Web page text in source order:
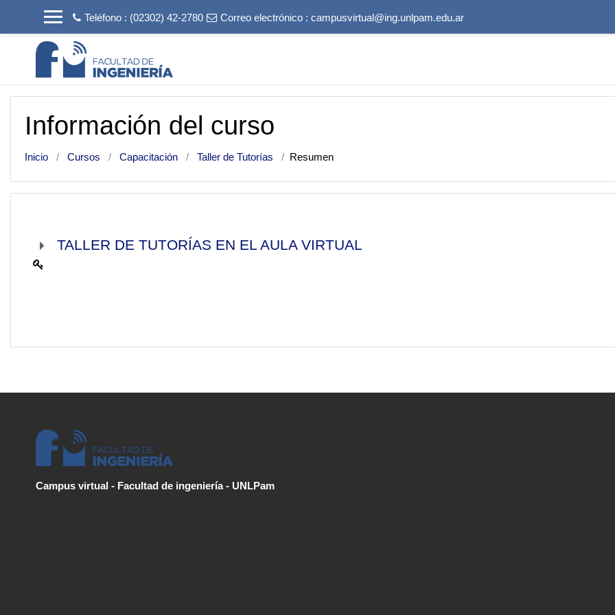
Teléfono : (02302) 42-2780
Correo electrónico : campusvirtual@ing.unlpam.edu.ar
Información del curso
Inicio Cursos Capacitación Taller de Tutorías Resumen
TALLER DE TUTORÍAS EN EL AULA VIRTUAL
Campus virtual - Facultad de ingeniería - UNLPam